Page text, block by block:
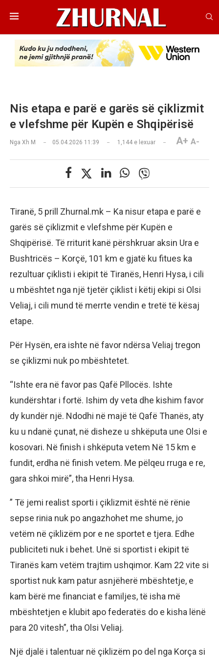
Nis etapa e parë e garës së çiklizmit
e vlefshme për Kupën e Shqipërisë
Nga Xh M 05.04.2026 11:39 1,144 e lexuar A+ A-
Tiranë, 5 prill Zhurnal.mk – Ka nisur etapa e parë e
garës së çiklizmit e vlefshme për Kupën e
Shqipërisë. Të rriturit kanë përshkruar aksin Ura e
Bushtricës – Korçë, 101 km e gjatë ku fitues ka
rezultuar çiklisti i ekipit të Tiranës, Henri Hysa, i cili
u mbështet nga një tjetër çiklist i këtij ekipi si Olsi
Veliaj, i cili mund të merrte vendin e tretë të kësaj
etape.
Për Hysën, era ishte në favor ndërsa Veliaj tregon
se çiklizmi nuk po mbështetet.
“Ishte era në favor pas Qafë Pllocës. Ishte
kundërshtar i fortë. Ishim dy veta dhe kishim favor
dy kundër një. Ndodhi në majë të Qafë Thanës, aty
ku u ndanë çunat, në disheze u shkëputa une Olsi e
kosovari. Në finish i shkëputa vetem Në 15 km e
fundit, erdha në finish vetem. Me pëlqeu rruga e re,
gara shkoi mirë”, tha Henri Hysa.
” Të jemi realist sporti i çiklizmit është në rënie
sepse rinia nuk po angazhohet me shume, jo
vetëm në çiklizëm por e ne sportet e tjera. Edhe
publiciteti nuk i behet. Unë si sportist i ekipit të
Tiranës kam vetëm trajtim ushqimor. Kam 22 vite si
sportist nuk kam patur asnjëherë mbështetje, e
kam bërë me financiat e familjes, të isha më
mbështetjen e klubit apo federatës do e kisha lënë
para 20 vitesh”, tha Olsi Veliaj.
Një djalë i talentuar në çiklizëm po del nga Korça si